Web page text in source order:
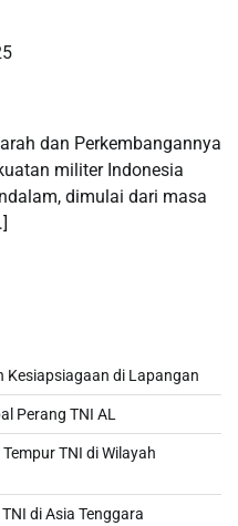
dan Perkembangannya
militer Indonesia
dimulai dari masa
Kesiapsiagaan di Lapangan
Perang TNI AL
TNI di Wilayah
di Asia Tenggara